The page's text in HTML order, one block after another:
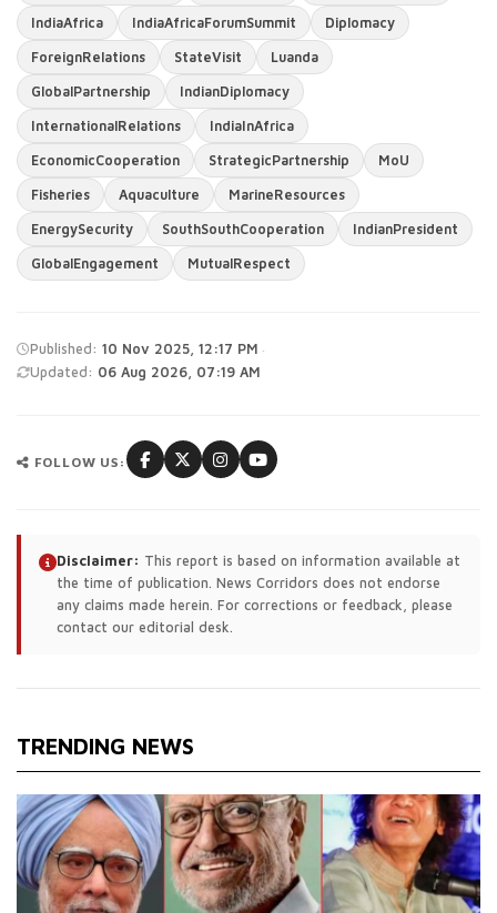
IndiaAfrica IndiaAfricaForumSummit Diplomacy
ForeignRelations StateVisit Luanda
GlobalPartnership IndianDiplomacy
InternationalRelations IndiaInAfrica
EconomicCooperation StrategicPartnership MoU
Fisheries Aquaculture MarineResources
EnergySecurity SouthSouthCooperation IndianPresident
GlobalEngagement MutualRespect
Published: 10 Nov 2025, 12:17 PM ·
Updated: 06 Aug 2026, 07:19 AM
FOLLOW US:
Disclaimer: This report is based on information available at
the time of publication. News Corridors does not endorse
any claims made herein. For corrections or feedback, please
contact our editorial desk.
TRENDING NEWS